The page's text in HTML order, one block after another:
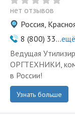
нет отзывов
Россия,
8 (800) 33...ещё
Ведущая
ОРГТЕХНИКИ,
в России!
Узнать больше